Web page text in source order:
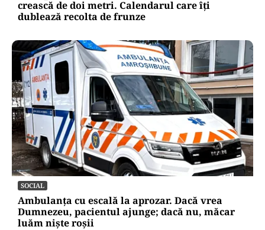
crească de doi metri. Calendarul care îți
dublează recolta de frunze
SOCIAL
Ambulanța cu escală la aprozar. Dacă vrea
Dumnezeu, pacientul ajunge; dacă nu, măcar
luăm niște roșii